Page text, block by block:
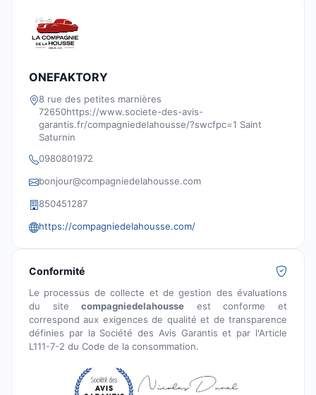
ONEFAKTORY
8 rue des petites marnières
72650https://www.societe-des-avis-
garantis.fr/compagniedelahousse/?swcfpc=1 Saint
Saturnin
0980801972
bonjour@compagniedelahousse.com
850451287
https://compagniedelahousse.com/
Conformité
Le processus de collecte et de gestion des évaluations
du sitecompagniedelahousse est conforme et
correspond aux exigences de qualité et de transparence
définies par la Société des Avis Garantis et par l'Article
L111-7-2 du Code de la consommation.